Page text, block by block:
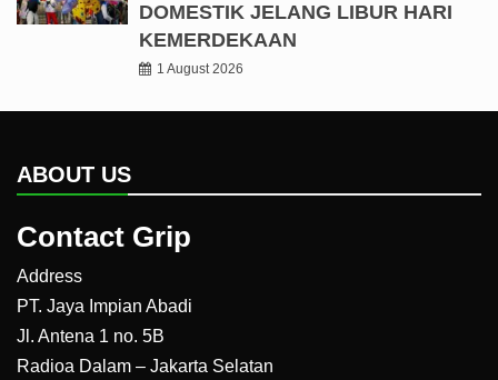
DOMESTIK JELANG LIBUR HARI
KEMERDEKAAN
1 August 2026
ABOUT US
Contact Grip
Address
PT. Jaya Impian Abadi
Jl. Antena 1 no. 5B
Radioa Dalam – Jakarta Selatan